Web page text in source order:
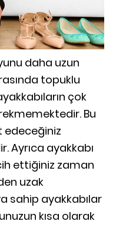
daha uzun
topuklu
çok
Bu
edeceğiniz
Ayrıca ayakkabı
ettiğiniz zaman
uzak
sahip ayakkabılar
kısa olarak